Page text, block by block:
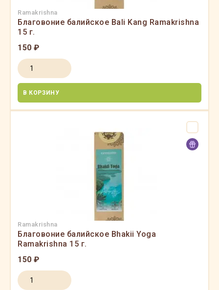
Ramakrishna
Благовоние балийское Bali Kang Ramakrishna
15 г.
150 ₽
В КОРЗИНУ
Ramakrishna
Благовоние балийское Bhakii Yoga
Ramakrishna 15 г.
150 ₽